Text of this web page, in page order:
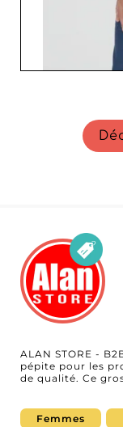
ALAN STORE -
pépite pour les
de qualité. Ce
l'offre à
Femmes